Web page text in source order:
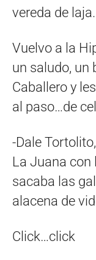
vereda de laja.
Vuelvo a la
un saludo, un
Caballero y
al paso…de
-Dale
La Juana
sacaba las
alacena de
Click…click